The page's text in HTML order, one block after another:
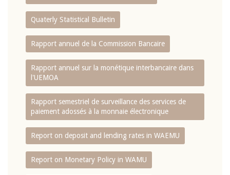
Quaterly Statistical Bulletin
Rapport annuel de la Commission Bancaire
Rapport annuel sur la monétique interbancaire dans
l'UEMOA
Rapport semestriel de surveillance des services de
paiement adossés à la monnaie électronique
Report on deposit and lending rates in WAEMU
Report on Monetary Policy in WAMU